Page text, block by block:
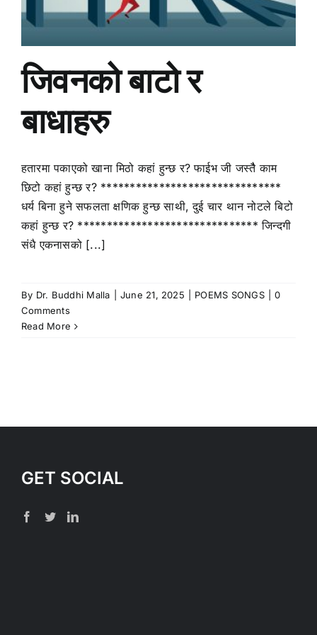
जिवनको बाटो र
बाधाहरु
हतारमा पकाएको खाना मिठो कहां हुन्छ र? फाईभ जी जस्तैै काम
छिटो कहां हुन्छ र? *******************************
धर्य बिना हुने सफलता क्षणिक हुन्छ साथी, दुई चार थान नोटले बिटो
कहां हुन्छ र? ******************************* जिन्दगी
संधै एकनासको [...]
By Dr. Buddhi Malla June 21, 2025 POEMS SONGS
0
Comments
Read More
GET SOCIAL